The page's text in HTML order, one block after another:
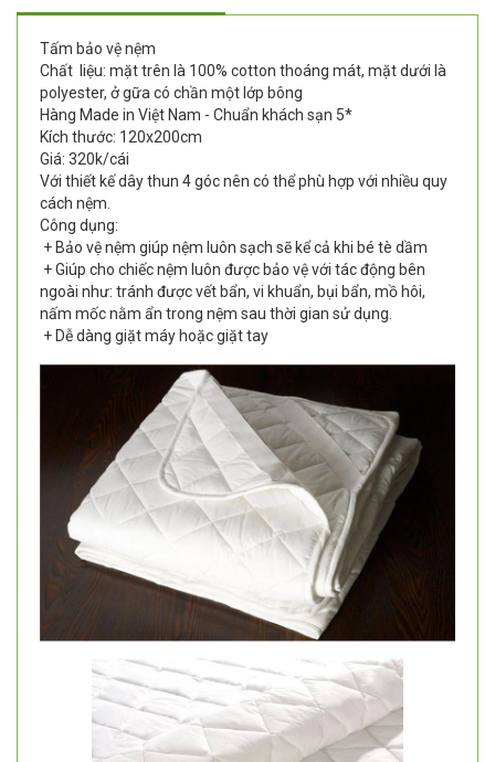
Tấm bảo vệ nệm
Chất liệu: mặt trên là 100% cotton thoáng mát, mặt dưới là
polyester, ở gữa có chần một lớp bông
Hàng Made in Việt Nam - Chuẩn khách sạn 5*
Kích thước: 120x200cm
Giá: 320k/cái
Với thiết kế dây thun 4 góc nên có thể phù hợp với nhiều quy
cách nệm.
Công dụng:
+ Bảo vệ nệm giúp nệm luôn sạch sẽ kể cả khi bé tè dầm
+ Giúp cho chiếc nệm luôn được bảo vệ với tác động bên
ngoài như: tránh được vết bẩn, vi khuẩn, bụi bẩn, mồ hôi,
nấm mốc nằm ẩn trong nệm sau thời gian sử dụng.
+ Dễ dàng giặt máy hoặc giặt tay